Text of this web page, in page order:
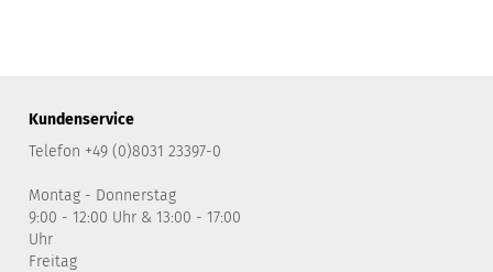
Kundenservice
Telefon +49 (0)8031 23397-0
Montag - Donnerstag
9:00 - 12:00 Uhr & 13:00 - 17:00
Uhr
Freitag